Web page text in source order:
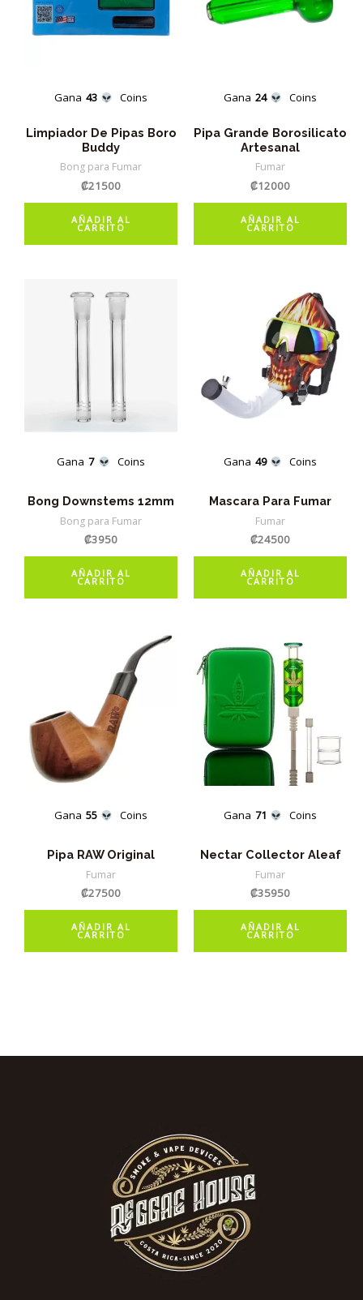
Gana 43 Coins
Limpiador De Pipas Boro
Buddy
Bong para Fumar
₡21500
AÑADIR AL
CARRITO
Gana 24 Coins
Pipa Grande Borosilicato
Artesanal
Fumar
₡12000
AÑADIR AL
CARRITO
Gana 7 Coins
Bong Downstems 12mm
Bong para Fumar
₡3950
AÑADIR AL
CARRITO
Gana 49 Coins
Mascara Para Fumar
Fumar
₡24500
AÑADIR AL
CARRITO
Gana 55 Coins
Pipa RAW Original
Fumar
₡27500
AÑADIR AL
CARRITO
Gana 71 Coins
Nectar Collector Aleaf
Fumar
₡35950
AÑADIR AL
CARRITO